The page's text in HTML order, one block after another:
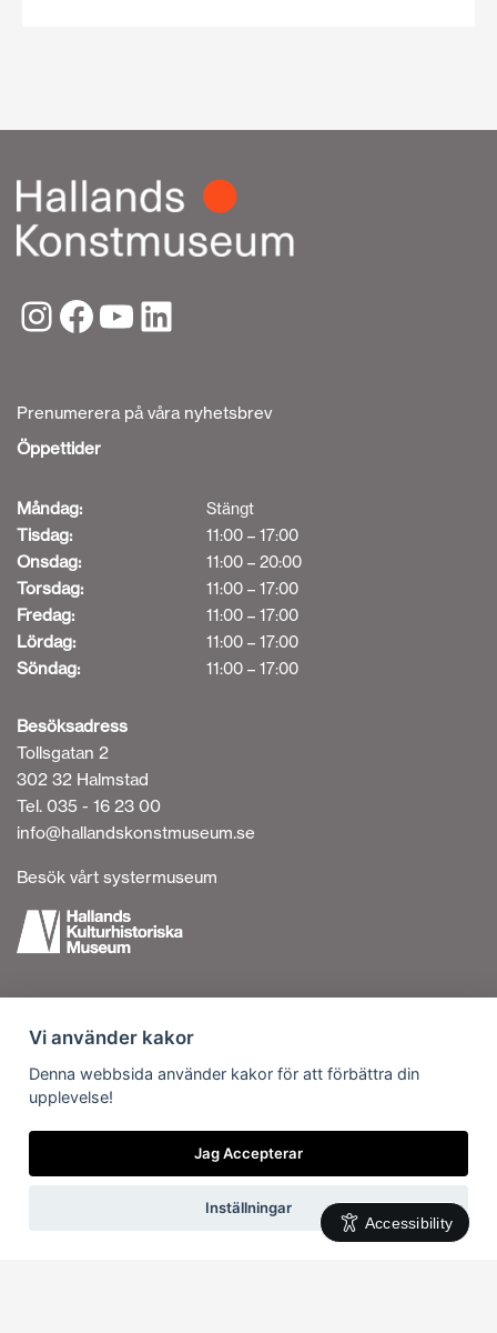
Prenumerera på våra nyhetsbrev
Öppettider
Måndag: Stängt
Tisdag: 11:00 – 17:00
Onsdag: 11:00 – 20:00
Torsdag: 11:00 – 17:00
Fredag: 11:00 – 17:00
Lördag: 11:00 – 17:00
Söndag: 11:00 – 17:00
Besöksadress
Tollsgatan 2
302 32 Halmstad
Tel. 035 - 16 23 00
info@hallandskonstmuseum.se
Besök vårt systermuseum
Personuppgiftshantering
Om cookies
Kontakta oss
Vi är en del av
Accessibility
Vi använder kakor
Denna webbsida använder kakor för att förbättra din
upplevelse!
Jag Accepterar
Inställningar